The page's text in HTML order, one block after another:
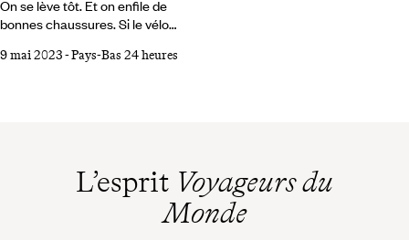
On se lève tôt. Et on enfile de
bonnes chaussures. Si le vélo
commun bien organisés et
on fait le voyage, mais aussi des
intervalles, du paysage urbain.
On se sent baigner dans la ville
cosmopolite. Que voit-on ainsi
9 mai 2023-Pays-Bas 24 heures
L’esprit Voyageurs du
Monde